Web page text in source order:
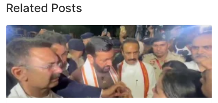
Related Posts